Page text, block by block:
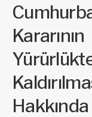
Kararının